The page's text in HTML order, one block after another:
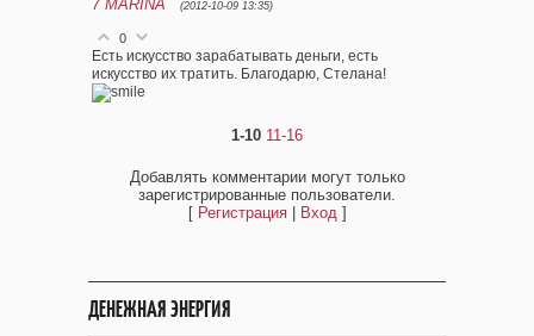
7 MARINA (2012-10-09 13:35)
0
Есть искусство зарабатывать деньги, есть
искусство их тратить. Благодарю, Стелана!
1-10 11-16
Добавлять комментарии могут только
зарегистрированные пользователи.
[ Регистрация| Вход]
ДЕНЕЖНАЯ ЭНЕРГИЯ